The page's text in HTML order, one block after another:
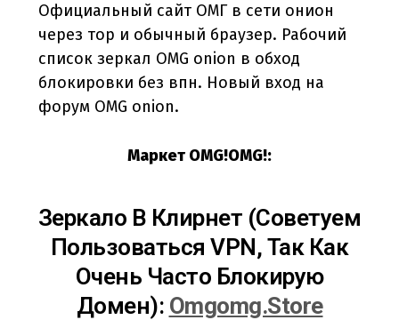
Официальный сайт ОМГ в сети онион
через тор и обычный браузер. Рабочий
список зеркал OMG onion в обход
блокировки без впн. Новый вход на
форум OMG onion.
Маркет OMG!OMG!:
Зеркало В Клирнет (Советуем
Пользоваться VPN, Так Как
Очень Часто Блокирую
Домен): Omgomg.store